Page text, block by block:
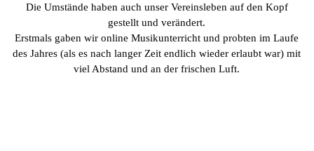
Die Umstände haben auch unser Vereinsleben auf den Kopf
gestellt und verändert.
Erstmals gaben wir online Musikunterricht und probten im Laufe
des Jahres (als es nach langer Zeit endlich wieder erlaubt war) mit
viel Abstand und an der frischen Luft.